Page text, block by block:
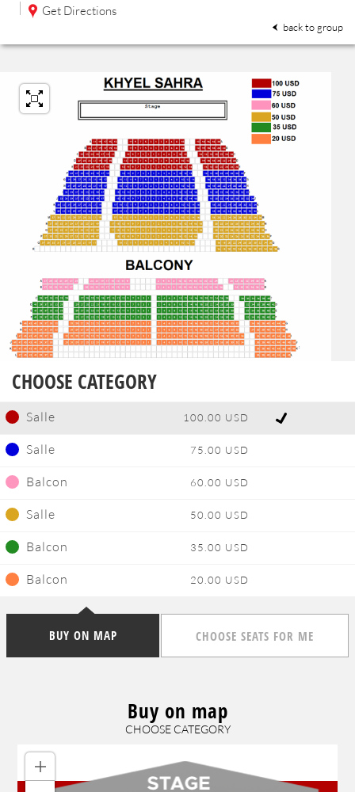
Get Directions
back to group
CHOOSE CATEGORY
Salle 100.00 USD
Salle 75.00 USD
Balcon 60.00 USD
Salle 50.00 USD
Balcon 35.00 USD
Balcon 20.00 USD
BUY ON MAP CHOOSE SEATS FOR ME
Buy on map
CHOOSE CATEGORY